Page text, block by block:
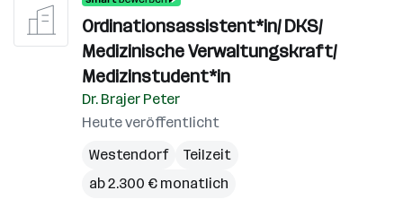
Ordinationsassistent*in/ DKS/
Medizinische Verwaltungskraft/
Medizinstudent*in
Dr. Brajer Peter
Heute veröffentlicht
Westendorf
Teilzeit
ab 2.300 € monatlich